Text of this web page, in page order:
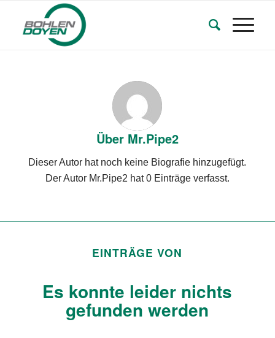
Über Mr.Pipe2
Dieser Autor hat noch keine Biografie hinzugefügt.
Der Autor Mr.Pipe2 hat 0 Einträge verfasst.
EINTRÄGE VON
Es konnte leider nichts
gefunden werden